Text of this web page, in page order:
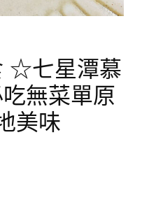
☆七星潭慕
無菜單原
美味